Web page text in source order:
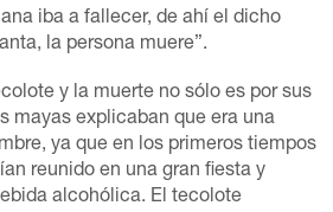
iba a fallecer, de ahí el dicho
la persona muere”.
y la muerte no sólo es por sus
mayas explicaban que era una
ya que en los primeros tiempos
reunido en una gran fiesta y
alcohólica. El tecolote